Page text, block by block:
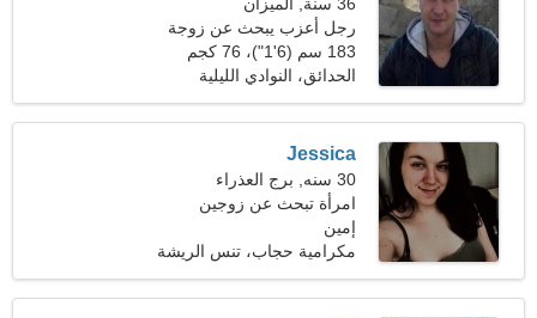
رجل أعزب يبحث عن زوجة
27-32
183 سم (6'1")، 76 كجم
(167 رطلا)
الحدائق، النوادي الليلية
Jessica
30 سنه, برج العذراء
امرأة تبحث عن زوجين
إمين
مكرامية حجاب، تنس الريشة